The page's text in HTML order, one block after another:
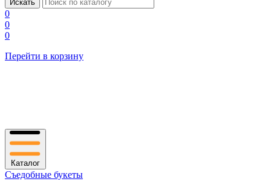
0
0
0
Перейти в корзину
Каталог
Съедобные букеты